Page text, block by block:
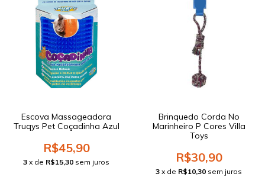
Escova Massageadora
Truqys Pet Coçadinha Azul
R$45,90
3 x de R$15,30 sem juros
Brinquedo Corda No
Marinheiro P Cores Villa
Toys
R$30,90
3 x de R$10,30 sem juros